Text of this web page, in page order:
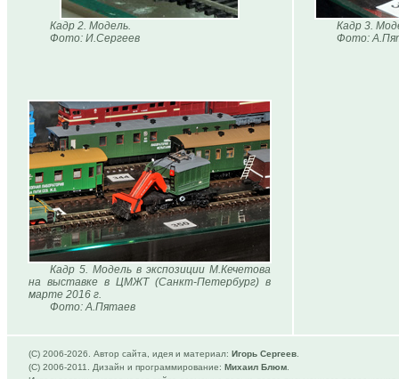
Кадр 2. Модель.
Фото: И.Сергеев
Кадр 3.
Фото:
Кадр 5. Модель в экспозиции М.Кечетова
на выставке в ЦМЖТ (Санкт-Петербург) в
марте 2016 г.
Фото: А.Пятаев
(C) 2006-2026. Автор сайта, идея и материал: Игорь Сергеев
(C) 2006-2011. Дизайн и программирование: Михаил Блюм